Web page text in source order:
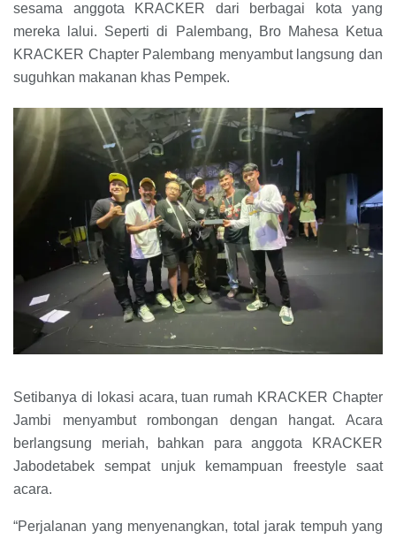
sesama anggota KRACKER dari berbagai kota yang
mereka lalui. Seperti di Palembang, Bro Mahesa Ketua
KRACKER Chapter Palembang menyambut langsung dan
suguhkan makanan khas Pempek.
Setibanya di lokasi acara, tuan rumah KRACKER Chapter
Jambi menyambut rombongan dengan hangat. Acara
berlangsung meriah, bahkan para anggota KRACKER
Jabodetabek sempat unjuk kemampuan freestyle saat
acara.
“Perjalanan yang menyenangkan, total jarak tempuh yang